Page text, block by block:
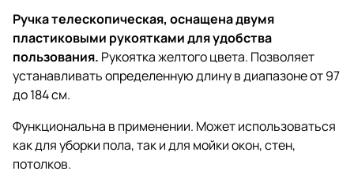
Ручка телескопическая, оснащена двумя
пластиковыми рукоятками для удобства
пользования. Рукоятка желтого цвета. Позволяет
устанавливать определенную длину в диапазоне от 97
до 184 см.
Функциональна в применении. Может использоваться
как для уборки пола, так и для мойки окон, стен,
потолков.